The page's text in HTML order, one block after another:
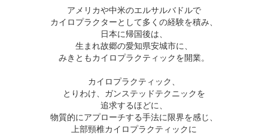
アメリカや中米のエルサルバドルで
カイロプラクターとして多くの経験を積み、
日本に帰国後は、
生まれ故郷の愛知県安城市に、
みきともカイロプラクティックを開業。
カイロプラクティック、
とりわけ、ガンステッドテクニックを
追求するほどに、
物質的にアプローチする手法に限界を感じ、
上部頸椎カイロプラクティックに